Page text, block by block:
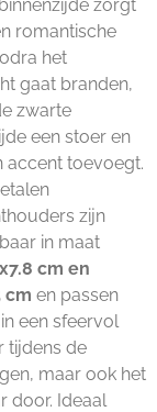
zorgt
romantische
het
gaat branden,
zwarte
een stoer en
accent toevoegt.
zijn
in maat
cm en
cm en passen
een sfeervol
tijdens de
maar ook het
door. Ideaal